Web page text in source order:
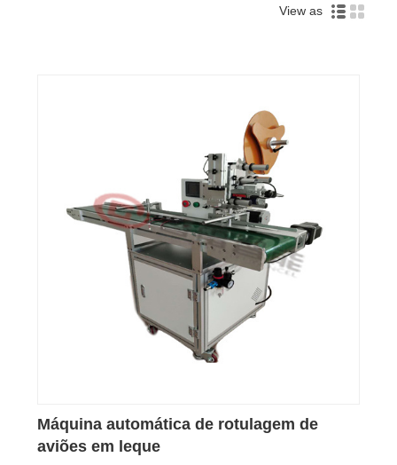
View as
Máquina automática de rotulagem de
aviões em leque